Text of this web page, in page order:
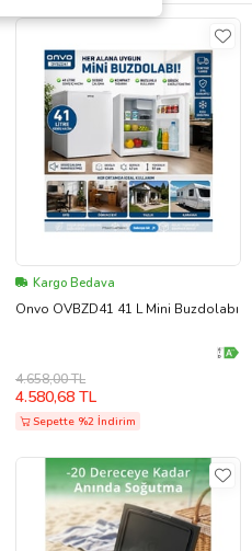
Kargo Bedava
Onvo OVBZD41 41 L Mini Buzdolabı
4.658,00 TL
4.580,68 TL
Sepette %2 İndirim